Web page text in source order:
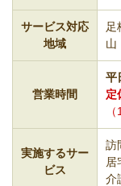
サービス対応
地域
山
営業時間
平
定
実施するサー
ビス
訪
居
介